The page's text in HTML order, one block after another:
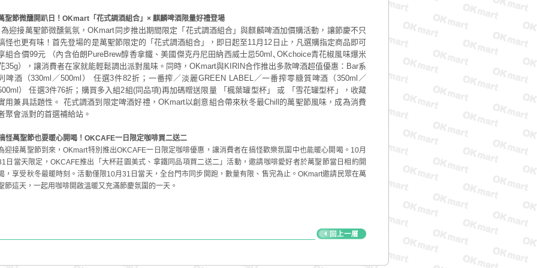
聖節微醺開趴日！OKmart「花式調酒組合」× 麒麟啤酒限量好禮登場
為迎接萬聖節微醺氣氛，OKmart同步推出期間限定「花式調酒組合」與麒麟啤酒加價購活動，讓節慶不只
怪也更有味！首先登場的是萬聖節限定的「花式調酒組合」，即日起至11月12日止，凡選購指定商品即可
組合價99元 （內含伯朗PureBrew醇香拿鐵、美國傑克丹尼田納西威士忌50ml､OKchoice青花椒風味爆米
35g），讓消費者在家就能輕鬆調出派對風味。同時，OKmart與KIRIN合作推出多款啤酒超值優惠：Bar系
啤酒（330ml／500ml） 任選3件82折；一番搾／淡麗GREEN LABEL／一番搾零糖質啤酒（350ml／
） 任選3件76折；購買多入組2組(同品項)再加碼贈送限量 「楓葉罐型杯」 或 「雪花罐型杯」，收藏
用兼具話題性。 花式調酒到限定啤酒好禮，OKmart以創意組合帶來秋冬最Chill的萬聖節風味，成為消費
聚會派對的首選補給站。
萬聖節也要暖心開喝！OKCAFE一日限定咖啡買二送二
迎接萬聖節到來，OKmart特別推出OKCAFE一日限定咖啡優惠，讓消費者在搞怪歡樂氛圍中也能暖心開喝。10月
日當天限定，OKCAFE推出「大杯莊園美式、拿鐵同品項買二送二」活動，邀請咖啡愛好者於萬聖節當日相約開
，享受秋冬最暖時刻。活動僅限10月31日當天，全台門市同步開跑，數量有限、售完為止。OKmart邀請民眾在萬
節這天，一起用咖啡開啟溫暖又充滿節慶氛圍的一天。